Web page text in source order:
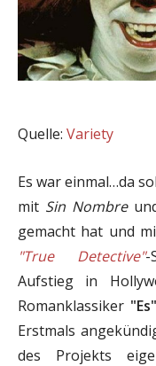
Quelle: Variety
Es war einmal…da
mit Sin Nombre
gemacht hat und
"True Detective"-
Aufstieg in
Romanklassiker "Es"
Erstmals
des Projekts